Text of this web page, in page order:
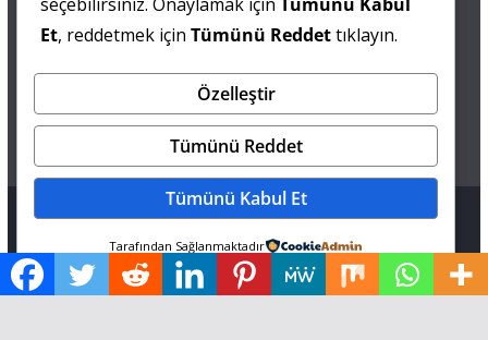
Mesut IŞIKAY
admin@sultanmagazin.com
Tüm hakları saklıdır © 2026Sultan Magazin
Tema: ThemeGrill tarafındanColorMag. Altyapı WordPress .
Et, reddetmek için Tümünü Reddettıklayın.
Özelleştir
Tümünü Reddet
Tümünü Kabul Et
Tarafından Sağlanmaktadır